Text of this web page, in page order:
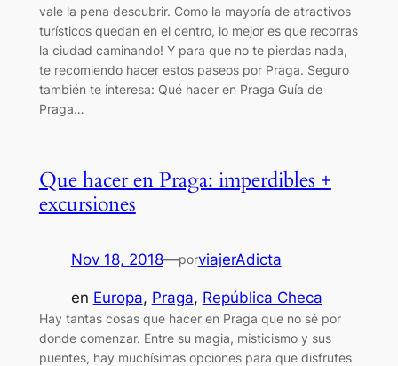
vale la pena descubrir. Como la mayoría de atractivos
turísticos quedan en el centro, lo mejor es que recorras
la ciudad caminando! Y para que no te pierdas nada,
te recomiendo hacer estos paseos por Praga. Seguro
también te interesa: Qué hacer en Praga Guía de
Praga…
Que hacer en Praga: imperdibles +
excursiones
Nov 18, 2018—porviajerAdicta
en Europa, Praga, República Checa
Hay tantas cosas que hacer en Praga que no sé por
donde comenzar. Entre su magia, misticismo y sus
puentes, hay muchísimas opciones para que disfrutes